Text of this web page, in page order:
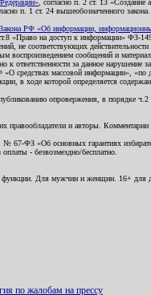
, согласно п. 2 ст. 13
п. 1 ст. 24 вышеобозначенного
Закона РФ «Об информации,
«Право на доступ к информации» ФЗ-
не соответствующих
сообщений и
за данное нарушение
массовой информации»,
в ходе которой определяется
опровержения, в порядке
правообладатели и авторы.
ФЗ «Об основных гарантиях
- безвозмездно/бесплатно.
функции. Для мужчин и женщин. 16+ для